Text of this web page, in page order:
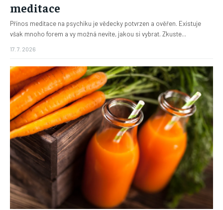
meditace
Přínos meditace na psychiku je vědecky potvrzen a ověřen. Existuje
však mnoho forem a vy možná nevíte, jakou si vybrat. Zkuste...
17. 7. 2026